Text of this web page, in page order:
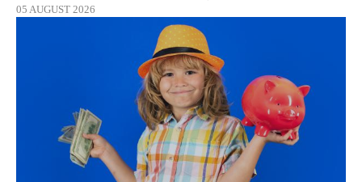
05 AUGUST 2026